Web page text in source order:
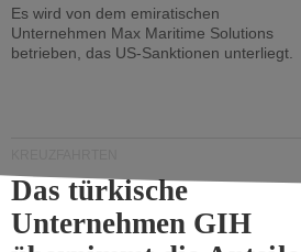
Es wird von dem emiratischen
Unternehmen Max Maritime Solutions
betrieben, das US-Sanktionen unterliegt.
Das türkische
Unternehmen GIH